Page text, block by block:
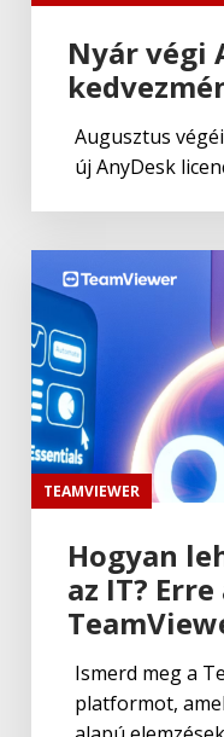
Nyár végi
Augusztus
új AnyDesk
TEAMVIEWER
Hogyan
az IT?
Ismerd meg a
platformot,